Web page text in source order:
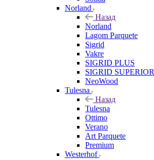
Norland
Назад
Norland
Lagom Parquete
Sigrid
Vakre
SIGRID PLUS
SIGRID SUPERIOR
NeoWood
Tulesna
Назад
Tulesna
Ottimo
Verano
Art Parquete
Premium
Westerhof